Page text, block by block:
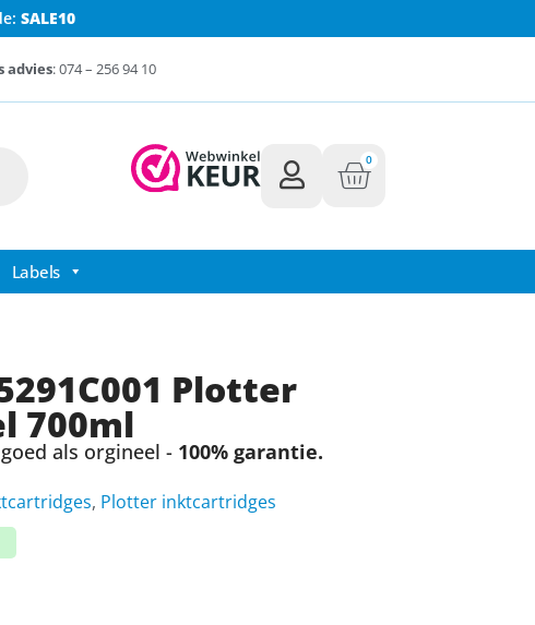
SALE10
advies: 074 – 256 94 10
0
Labels
Plotter
700ml
als orgineel - 100% garantie.
, Plotter inktcartridges